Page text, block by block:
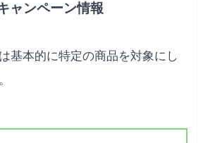
ャンペーン情報
基本的に特定の商品を対象にし